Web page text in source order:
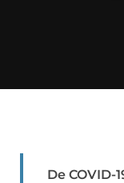
De